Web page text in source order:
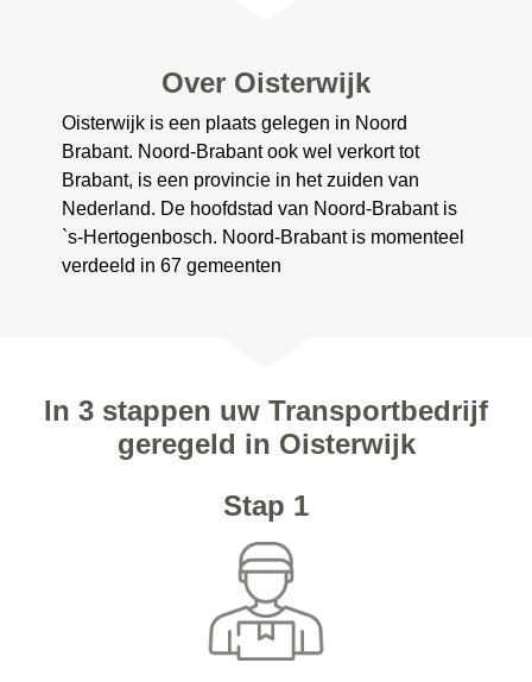
Over Oisterwijk
Oisterwijk is een plaats gelegen in Noord
Brabant. Noord-Brabant ook wel verkort tot
Brabant, is een provincie in het zuiden van
Nederland. De hoofdstad van Noord-Brabant is
`s-Hertogenbosch. Noord-Brabant is momenteel
verdeeld in 67 gemeenten
In 3 stappen uw Transportbedrijf
geregeld in Oisterwijk
Stap 1